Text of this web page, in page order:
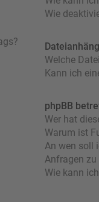
Wie
Welche
Kann ich
phpBB
Wer hat
Warum ist
An wen soll
Anfragen
Wie kann